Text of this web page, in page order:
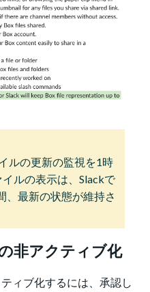
ルの更新の監視を1時
ルの表示は、Slackで
、最新の状態が維持さ
非アクティブ化
ィブ化するには、承認し